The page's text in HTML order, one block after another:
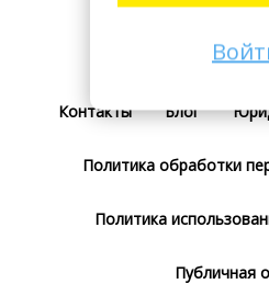
Контакты Блог
Политика обработки
Политика
Публичная